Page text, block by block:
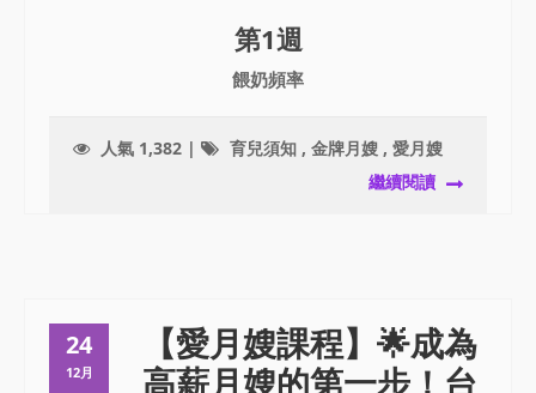
第1週
餵奶頻率
人氣 1,382 | 育兒須知 , 金牌月嫂 , 愛月嫂
繼續閱讀
24
12月
【愛月嫂課程】🌟成為
高薪月嫂的第一步！台